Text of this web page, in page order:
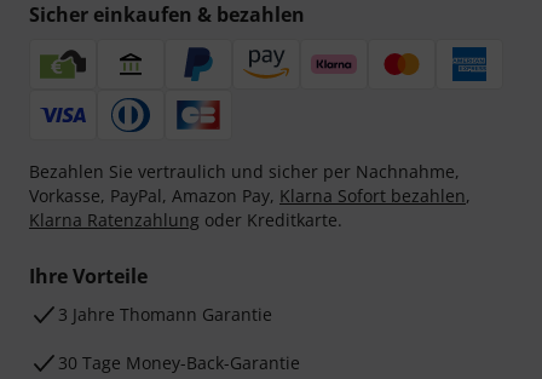
Sicher einkaufen & bezahlen
Bezahlen Sie vertraulich und sicher per Nachnahme,
Vorkasse, PayPal, Amazon Pay, Klarna Sofort bezahlen,
Klarna Ratenzahlung oder Kreditkarte.
Ihre Vorteile
3 Jahre Thomann Garantie
30 Tage Money-Back-Garantie